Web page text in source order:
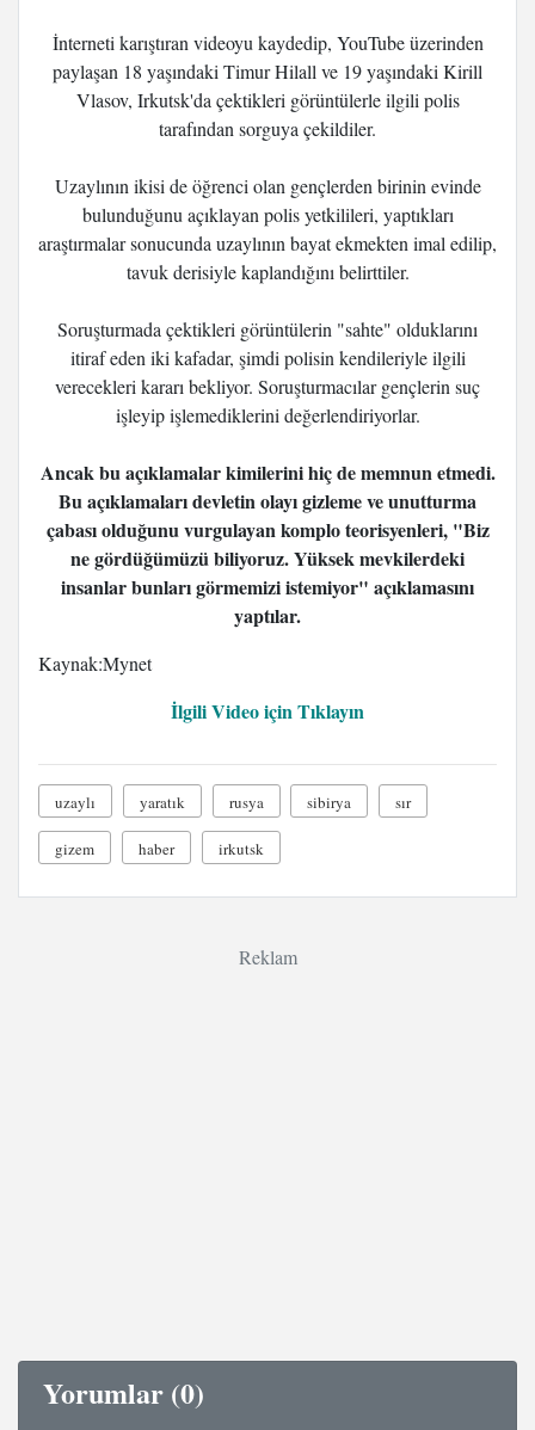
İnterneti karıştıran videoyu kaydedip, YouTube üzerinden
paylaşan 18 yaşındaki Timur Hilall ve 19 yaşındaki Kirill
Vlasov, Irkutsk'da çektikleri görüntülerle ilgili polis
tarafından sorguya çekildiler.
Uzaylının ikisi de öğrenci olan gençlerden birinin evinde
bulunduğunu açıklayan polis yetkilileri, yaptıkları
araştırmalar sonucunda uzaylının bayat ekmekten imal edilip,
tavuk derisiyle kaplandığını belirttiler.
Soruşturmada çektikleri görüntülerin "sahte" olduklarını
itiraf eden iki kafadar, şimdi polisin kendileriyle ilgili
verecekleri kararı bekliyor. Soruşturmacılar gençlerin suç
işleyip işlemediklerini değerlendiriyorlar.
Ancak bu açıklamalar kimilerini hiç de memnun etmedi.
Bu açıklamaları devletin olayı gizleme ve unutturma
çabası olduğunu vurgulayan komplo teorisyenleri, "Biz
ne gördüğümüzü biliyoruz. Yüksek mevkilerdeki
insanlar bunları görmemizi istemiyor" açıklamasını
yaptılar.
Kaynak:Mynet
İlgili Video için Tıklayın
uzaylı yaratık rusya sibirya sır
gizem haber irkutsk
Reklam
Yorumlar (0)